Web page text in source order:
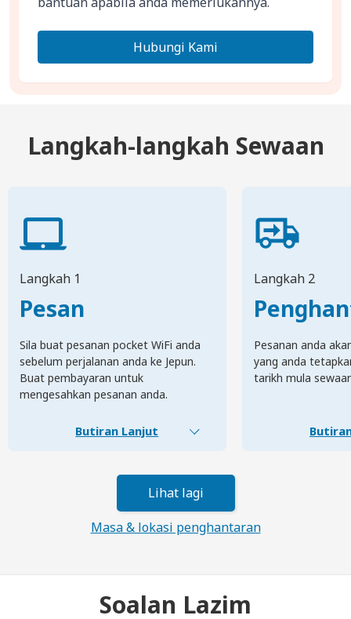
Hubungi Kami
Langkah-langkah Sewaan
Langkah 1
Pesan
Sila buat pesanan pocket WiFi anda
sebelum perjalanan anda ke Jepun.
Buat pembayaran untuk
mengesahkan pesanan anda.
Butiran Lanjut
Langkah 2
Pesanan anda
yang anda
tarikh mula
Lihat lagi
Masa & lokasi penghantaran
Soalan Lazim